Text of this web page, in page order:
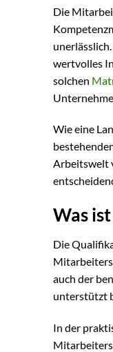
Die
wertvolles
solchen
Wie eine
Arbeitswelt
Was
Die
auch der
unterstützt
In der